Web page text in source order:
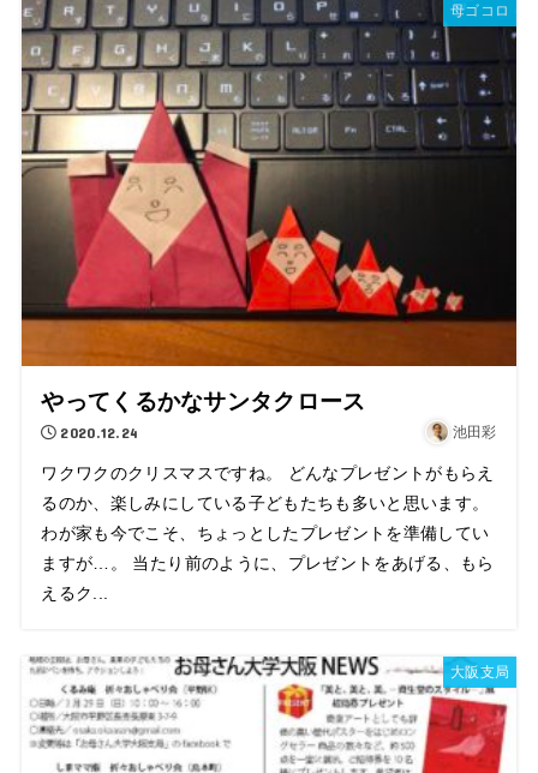
母ゴコロ
やってくるかなサンタクロース
2020.12.24 池田彩
ワクワクのクリスマスですね。 どんなプレゼントがもらえ
るのか、楽しみにしている子どもたちも多いと思います。
わが家も今でこそ、ちょっとしたプレゼントを準備してい
ますが…。 当たり前のように、プレゼントをあげる、もら
えるク...
大阪支局